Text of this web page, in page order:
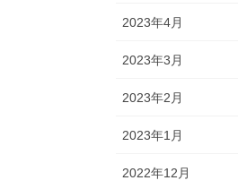
2023年4月
2023年3月
2023年2月
2023年1月
2022年12月